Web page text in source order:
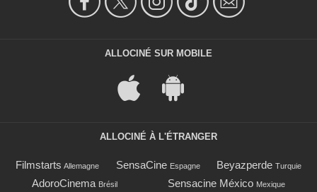
ALLOCINÉ SUR MOBILE
ALLOCINÉ À L'ÉTRANGER
Filmstarts Allemagne SensaCine Espagne Beyazperde Turquie
AdoroCinema Brésil Sensacine México Mexique